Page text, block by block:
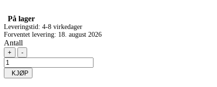
På lager
Leveringstid: 4-8 virkedager
Forventet levering: 18. august 2026
Antall
+ -
KJØP